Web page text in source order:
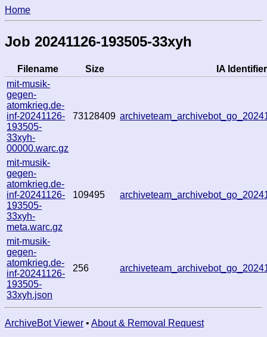
Home
Job 20241126-193505-33xyh
Filename Size
IA Identifier
mit-musik-
gegen-
atomkrieg.de-
inf-20241126-
193505-
33xyh-
00000.warc.gz
73128409
mit-musik-
gegen-
atomkrieg.de-
inf-20241126-
193505-
33xyh-
meta.warc.gz
109495
mit-musik-
gegen-
atomkrieg.de-
inf-20241126-
193505-
33xyh.json
256
ArchiveBot Viewer • About & Removal Request